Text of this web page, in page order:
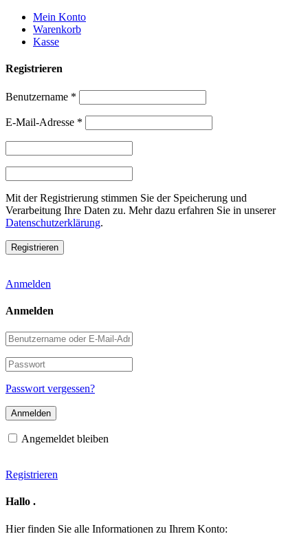
Weiter
zum
Inhalt
Mein Konto
Warenkorb
Kasse
Registrieren
Benutzername *
E-Mail-Adresse *
Mit der Registrierung stimmen Sie der Speicherung und
Verarbeitung Ihre Daten zu. Mehr dazu erfahren Sie in unserer
Datenschutzerklärung.
Anmelden
Anmelden
Benutzername
oder
E-
Mail-
Adresse
Passwort
Passwort vergessen?
Angemeldet bleiben
Registrieren
Hallo .
Hier finden Sie alle Informationen zu Ihrem Konto: